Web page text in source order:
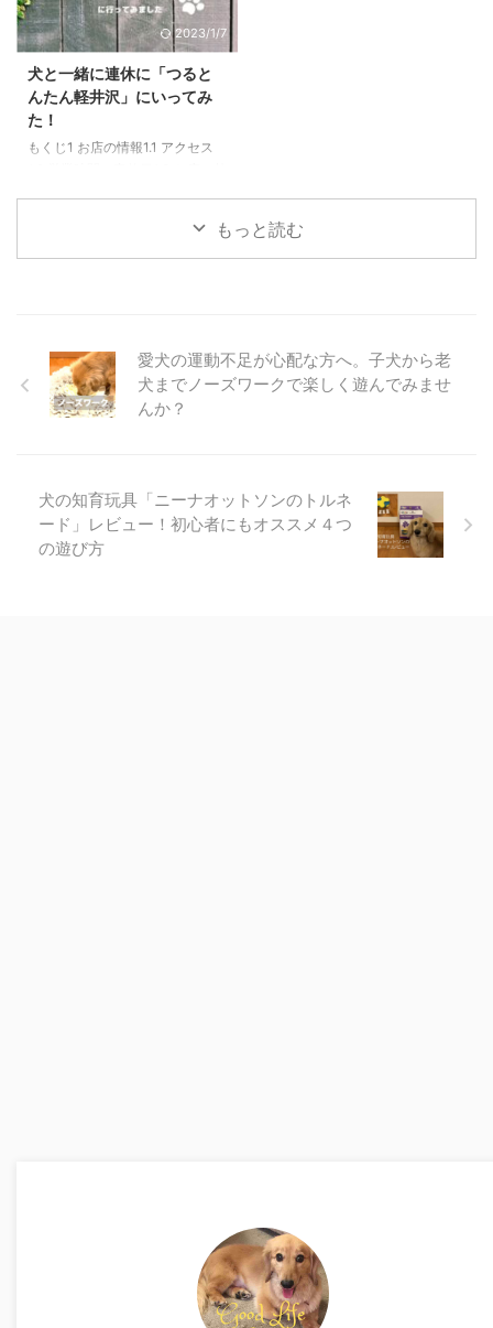
支払い方法1.5 予約の方法2 べジ
ビエ：本日のオーダー2.1 メニュ
ー2.2 本日のスープ2.3 べジビエ
バーグサンド2.4 べジビエdeアリ
ゴ〜温かいソースと色々お野菜〜
2.5 べジビエパスタ2.6 グリュイ
エールチーズと焼き立てベーコン
2023/1/7
犬と一緒に連休に「つると
んたん軽井沢」にいってみ
た！
もくじ1 お店の情報1.1 アクセス
ダー2.1 つるとんミニハーブサラ
ダ2.2 季節の揚げ物2.3 海老クリ
内でご飯が食べたい。」そんな欲
求を満たしてくれるうどん屋さん
ー私の印象です。 ２０２１年８
もっと読む
愛犬の運動不足が心配な方へ。子犬から老
犬までノーズワークで楽しく遊んでみませ
んか？
犬の知育玩具「ニーナオットソンのトルネ
ード」レビュー！初心者にもオススメ４つ
の遊び方